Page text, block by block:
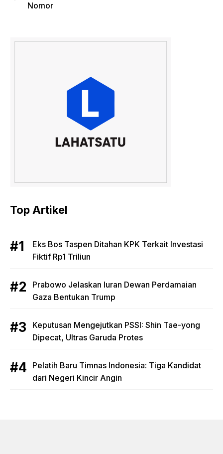
Nomor
Top Artikel
Eks Bos Taspen Ditahan KPK Terkait Investasi
Fiktif Rp1 Triliun
Prabowo Jelaskan Iuran Dewan Perdamaian
Gaza Bentukan Trump
Keputusan Mengejutkan PSSI: Shin Tae-yong
Dipecat, Ultras Garuda Protes
Pelatih Baru Timnas Indonesia: Tiga Kandidat
dari Negeri Kincir Angin